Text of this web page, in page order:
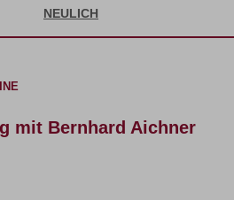
NEULICH
mit Bernhard Aichner